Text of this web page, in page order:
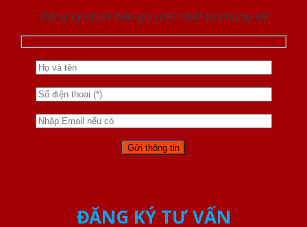
Đăng ký nhận báo giá mới nhất từ chúng tôi
ĐĂNG KÝ TƯ VẤN